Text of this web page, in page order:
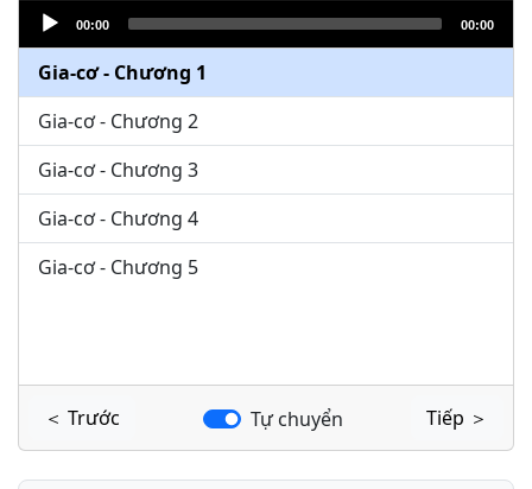
Audio
Player
00:00 00:00
Gia-cơ - Chương 1
Gia-cơ - Chương 2
Gia-cơ - Chương 3
Gia-cơ - Chương 4
Gia-cơ - Chương 5
＜ Trước Tự chuyển Tiếp ＞